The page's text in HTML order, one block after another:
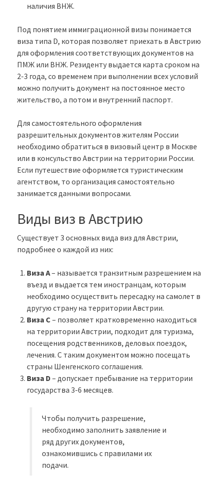
наличия ВНЖ.
Под понятием иммиграционной визы понимается
виза типа D, которая позволяет приехать в Австрию
для оформления соответствующих документов на
ПМЖ или ВНЖ. Резиденту выдается карта сроком на
2-3 года, со временем при выполнении всех условий
можно получить документ на постоянное место
жительство, а потом и внутренний паспорт.
Для самостоятельного оформления
разрешительных документов жителям России
необходимо обратиться в визовый центр в Москве
или в консульство Австрии на территории России.
Если путешествие оформляется туристическим
агентством, то организация самостоятельно
занимается данными вопросами.
Виды виз в Австрию
Существует 3 основных вида виз для Австрии,
подробнее о каждой из них:
Виза А– называется транзитным разрешением на
въезд и выдается тем иностранцам, которым
необходимо осуществить пересадку на самолет в
другую страну на территории Австрии.
Виза С – позволяет кратковременно находиться
на территории Австрии, подходит для туризма,
посещения родственников, деловых поездок,
лечения. С таким документом можно посещать
страны Шенгенского соглашения.
Виза D – допускает пребывание на территории
государства 3-6 месяцев.
Чтобы получить разрешение,
необходимо заполнить заявление и
ряд других документов,
ознакомившись с правилами их
подачи.